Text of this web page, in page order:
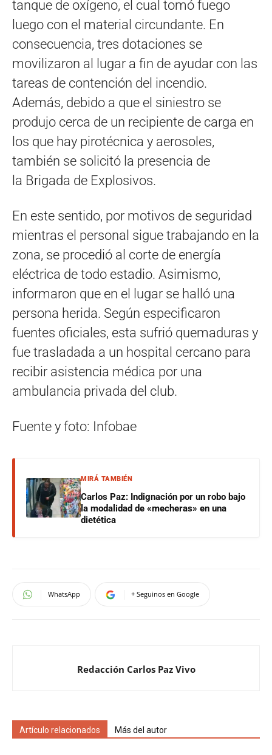
tanque de oxígeno, el cual tomó fuego
luego con el material circundante. En
consecuencia, tres dotaciones se
movilizaron al lugar a fin de ayudar con las
tareas de contención del incendio.
Además, debido a que el siniestro se
produjo cerca de un recipiente de carga en
los que hay pirotécnica y aerosoles,
también se solicitó la presencia de
la Brigada de Explosivos.
En este sentido, por motivos de seguridad
mientras el personal sigue trabajando en la
zona, se procedió al corte de energía
eléctrica de todo estadio. Asimismo,
informaron que en el lugar se halló una
persona herida. Según especificaron
fuentes oficiales, esta sufrió quemaduras y
fue trasladada a un hospital cercano para
recibir asistencia médica por una
ambulancia privada del club.
Fuente y foto: Infobae
MIRÁ TAMBIÉN
Carlos Paz: Indignación por un robo bajo
la modalidad de «mecheras» en una
dietética
WhatsApp + Seguinos en Google
Redacción Carlos Paz Vivo
Artículo relacionados Más del autor